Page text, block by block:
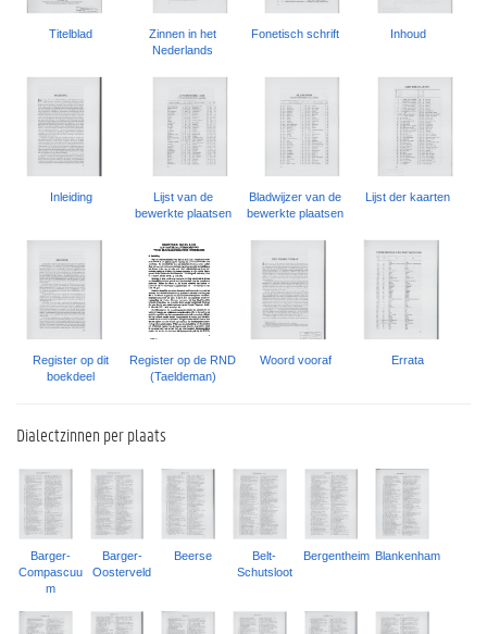
Titelblad
Zinnen in het
Nederlands
Fonetisch schrift Inhoud
Inleiding
Lijst van de
bewerkte plaatsen
Bladwijzer van de
bewerkte plaatsen
Lijst der kaarten
Register op dit
boekdeel
Register op de RND
(Taeldeman)
Woord vooraf Errata
Dialectzinnen per plaats
Barger-
Compascuu
m
Barger-
Oosterveld
Beerse
Belt-
Schutsloot
Bergentheim Blankenham